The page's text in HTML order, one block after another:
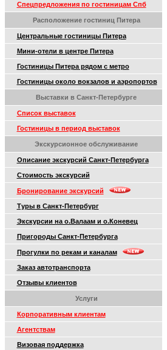
Спецпредложения по гостиницам Спб
Расположение гостиниц Питера
Центральные гостиницы Питера
Мини-отели в центре Питера
Гостиницы Питера рядом с метро
Гостиницы около вокзалов и аэропортов
Выставки в Санкт-Петербурге
Список выставок
Гостиницы в период выставок
Экскурсионное обслуживание
Описание экскурсий Санкт-Петербурга
Стоимость экскурсий
Бронирование экскурсий
Туры в Санкт-Петербург
Экскурсии на о.Валаам и о.Коневец
Пригороды Санкт-Петербурга
Прогулки по рекам и каналам
Заказ автотранспорта
Отзывы клиентов
Услуги
Корпоративным клиентам
Агентствам
Визовая поддержка